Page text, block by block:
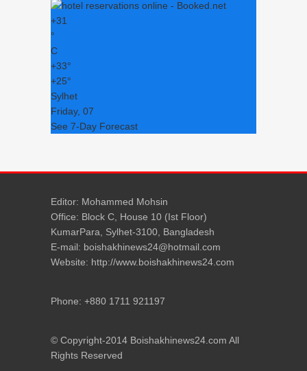
+31
°
C
+33°
+25°
Sylhet
Friday, 07
See 7-Day Forecast
Editor: Mohammed Mohsin
Office: Block C, House 10 (Ist Floor)
KumarPara, Sylhet-3100, Bangladesh
E-mail: boishakhinews24@hotmail.com
Website: http://www.boishakhinews24.com
Phone: +880 1711 921197
© Copyright-2014 Boishakhinews24.com All
Rights Reserved